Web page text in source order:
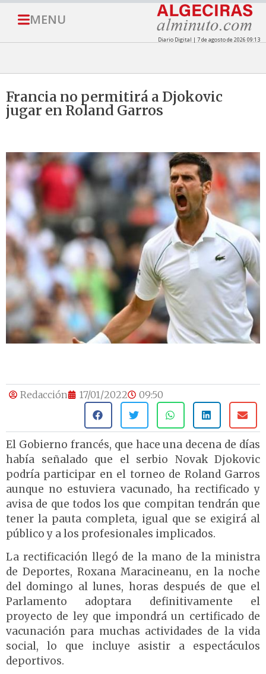
MENU
Diario Digital | 7 de agosto de 2026 09:13
Francia no permitirá a Djokovic
jugar en Roland Garros
Redacción 17/01/2022 09:50
El Gobierno francés, que hace una decena de días
había señalado que el serbio Novak Djokovic
podría participar en el torneo de Roland Garros
aunque no estuviera vacunado, ha rectificado y
avisa de que todos los que compitan tendrán que
tener la pauta completa, igual que se exigirá al
público y a los profesionales implicados.
La rectificación llegó de la mano de la ministra
de Deportes, Roxana Maracineanu, en la noche
del domingo al lunes, horas después de que el
Parlamento adoptara definitivamente el
proyecto de ley que impondrá un certificado de
vacunación para muchas actividades de la vida
social, lo que incluye asistir a espectáculos
deportivos.